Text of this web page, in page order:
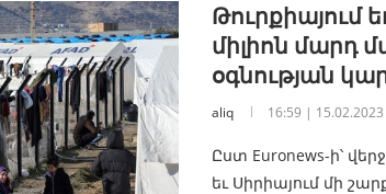
Թուրքիայում
միլիոն մարդ
օգնության
aliq 16:59 | 15.02.2023
Ըստ Euronews-ի՝
եւ Սիրիայում մի